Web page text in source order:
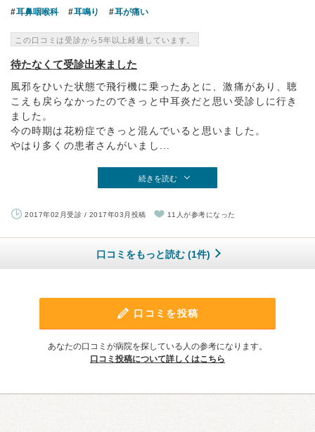
耳鼻咽喉科 耳鳴り 耳が痛い
この口コミは受診から5年以上経過しています。
待たなくて受診出来ました
風邪をひいた状態で飛行機に乗ったあとに、激痛があり、聴
こえも戻らなかったのできっと中耳炎だと思い受診しに行き
ました。
今の時期は花粉症できっと混んでいると思いました。
やはり多くの患者さんがいまし...
続きを読む
2017年02月受診 / 2017年03月投稿 11人が参考になった
口コミをもっと読む (1件)
口コミを投稿
あなたの口コミが病院を探している人の参考になります。
口コミ投稿について詳しくはこちら